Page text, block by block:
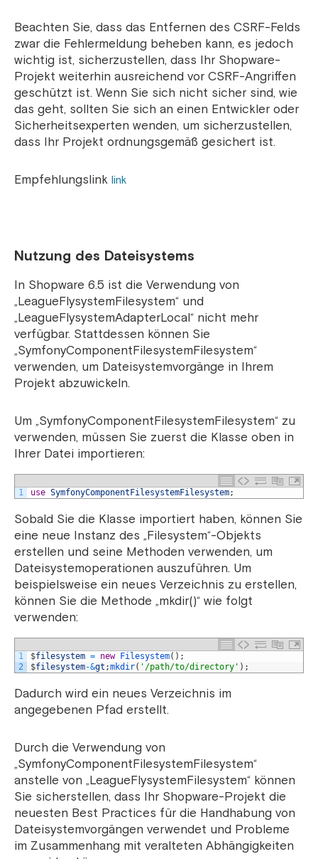
Beachten Sie, dass das Entfernen des CSRF-Felds
zwar die Fehlermeldung beheben kann, es jedoch
wichtig ist, sicherzustellen, dass Ihr Shopware-
Projekt weiterhin ausreichend vor CSRF-Angriffen
geschützt ist. Wenn Sie sich nicht sicher sind, wie
das geht, sollten Sie sich an einen Entwickler oder
Sicherheitsexperten wenden, um sicherzustellen,
dass Ihr Projekt ordnungsgemäß gesichert ist.
Empfehlungslink link
Nutzung des Dateisystems
In Shopware 6.5 ist die Verwendung von
„LeagueFlysystemFilesystem“ und
„LeagueFlysystemAdapterLocal“ nicht mehr
verfügbar. Stattdessen können Sie
„SymfonyComponentFilesystemFilesystem“
verwenden, um Dateisystemvorgänge in Ihrem
Projekt abzuwickeln.
Um „SymfonyComponentFilesystemFilesystem“ zu
verwenden, müssen Sie zuerst die Klasse oben in
Ihrer Datei importieren:
1 use SymfonyComponentFilesystemFilesystem;
Sobald Sie die Klasse importiert haben, können Sie
eine neue Instanz des „Filesystem“-Objekts
erstellen und seine Methoden verwenden, um
Dateisystemoperationen auszuführen. Um
beispielsweise ein neues Verzeichnis zu erstellen,
können Sie die Methode „mkdir()“ wie folgt
verwenden:
1
2
$filesystem = new Filesystem( ) ;
$filesystem-&gt ;mkdir( '/path/to/directory' ) ;
Dadurch wird ein neues Verzeichnis im
angegebenen Pfad erstellt.
Durch die Verwendung von
„SymfonyComponentFilesystemFilesystem“
anstelle von „LeagueFlysystemFilesystem“ können
Sie sicherstellen, dass Ihr Shopware-Projekt die
neuesten Best Practices für die Handhabung von
Dateisystemvorgängen verwendet und Probleme
im Zusammenhang mit veralteten Abhängigkeiten